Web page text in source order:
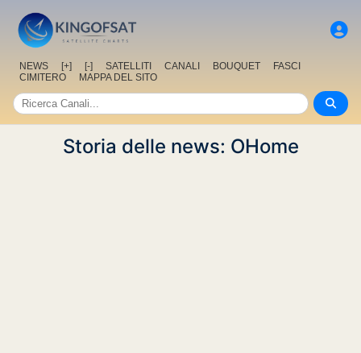
NEWS [+] [-] SATELLITI CANALI BOUQUET
FASCI
CIMITERO
MAPPA DEL SITO
Storia delle news: OHome